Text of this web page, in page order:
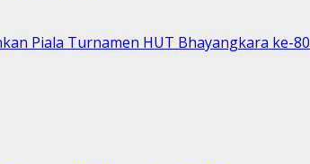
Piala Turnamen HUT Bhayangkara ke-80